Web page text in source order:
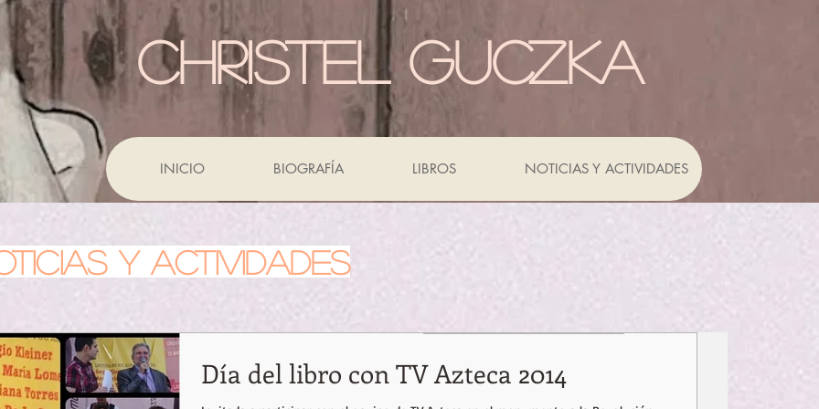
INICIO BIOGRAFÍA LIBROS NOTICIAS Y ACTIVIDADES
CHRISTEL GUCZKA
Y ACTIVIDADES
Día del libro con TV Azteca 2014